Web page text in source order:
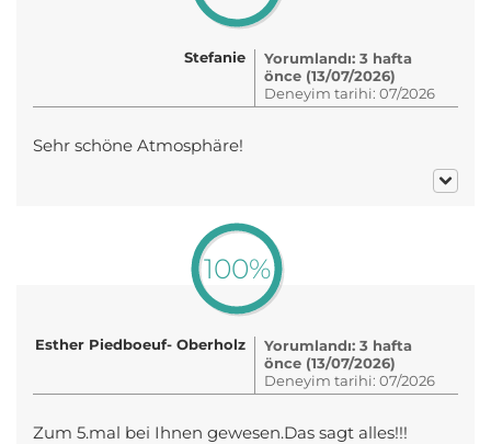
Stefanie
Yorumlandı: 3 hafta
önce (13/07/2026)
Deneyim tarihi: 07/2026
Sehr schöne Atmosphäre!
100%
Esther Piedboeuf- Oberholz
Yorumlandı: 3 hafta
önce (13/07/2026)
Deneyim tarihi: 07/2026
Zum 5.mal bei Ihnen gewesen.Das sagt alles!!!